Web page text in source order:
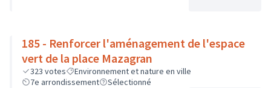
185 - Renforcer l'aménagement de l'espace
vert de la place Mazagran
323 votes
Environnement et nature en ville
7e arrondissement
Sélectionné